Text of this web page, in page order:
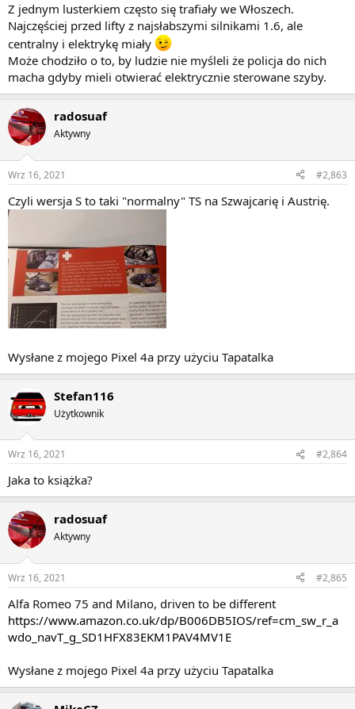
Z jednym lusterkiem często się trafiały we Włoszech.
Najczęściej przed lifty z najsłabszymi silnikami 1.6, ale
centralny i elektrykę miały
Może chodziło o to, by ludzie nie myśleli że policja do nich
macha gdyby mieli otwierać elektrycznie sterowane szyby.
radosuaf
Aktywny
Wrz 16, 2021 #2,863
Czyli wersja S to taki "normalny" TS na Szwajcarię i Austrię.
Wysłane z mojego Pixel 4a przy użyciu Tapatalka
Stefan116
Użytkownik
Wrz 16, 2021 #2,864
Jaka to książka?
radosuaf
Aktywny
Wrz 16, 2021 #2,865
Alfa Romeo 75 and Milano, driven to be different
https://www.amazon.co.uk/dp/B006DB5IOS/ref=cm_sw_r_a
wdo_navT_g_SD1HFX83EKM1PAV4MV1E
Wysłane z mojego Pixel 4a przy użyciu Tapatalka